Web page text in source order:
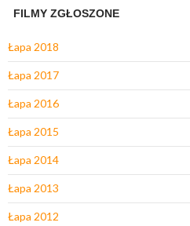
FILMY ZGŁOSZONE
Łapa 2018
Łapa 2017
Łapa 2016
Łapa 2015
Łapa 2014
Łapa 2013
Łapa 2012